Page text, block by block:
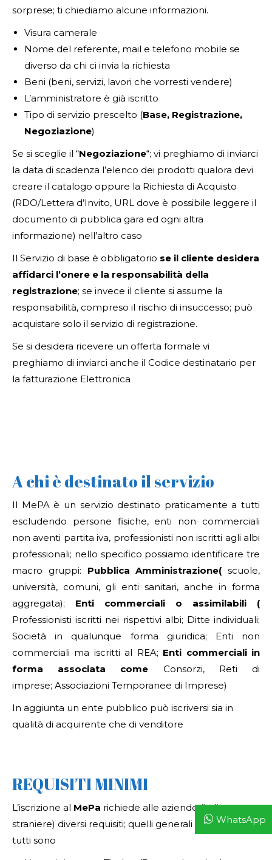
sorprese; ti chiediamo alcune informazioni.
Visura camerale
Nome del referente, mail e telefono mobile se
diverso da chi ci invia la richiesta
Beni (beni, servizi, lavori che vorresti vendere)
L’amministratore è già iscritto
Tipo di servizio prescelto (Base, Registrazione,
Negoziazione)
Se si sceglie il “Negoziazione“; vi preghiamo di inviarci
la data di scadenza l’elenco dei prodotti qualora devi
creare il catalogo oppure la Richiesta di Acquisto
(RDO/Lettera d’Invito, URL dove è possibile leggere il
documento di pubblica gara ed ogni altra
informazione) nell’altro caso
Il Servizio di base è obbligatorio se il cliente desidera
affidarci l’onere e la responsabilità della
registrazione; se invece il cliente si assume la
responsabilità, compreso il rischio di insuccesso; può
acquistare solo il servizio di registrazione.
Se si desidera ricevere un offerta formale vi
preghiamo di inviarci anche il Codice destinatario per
la fatturazione Elettronica
A chi è destinato il servizio
Il MePA è un servizio destinato praticamente a tutti
escludendo persone fisiche, enti non commerciali
non aventi partita iva, professionisti non iscritti agli albi
professionali; nello specifico possiamo identificare tre
macro gruppi: Pubblica Amministrazione( scuole,
università, comuni, gli enti sanitari, anche in forma
aggregata); Enti commerciali o assimilabili (
Professionisti iscritti nei rispettivi albi; Ditte individuali;
Società in qualunque forma giuridica; Enti non
commerciali ma iscritti al REA; Enti commerciali in
forma associata come Consorzi, Reti di
imprese; Associazioni Temporanee di Imprese)
In aggiunta un ente pubblico può iscriversi sia in
qualità di acquirente che di venditore
REQUISITI MINIMI
L’iscrizione al MePa richiede alle aziende (italiane o
straniere) diversi requisiti; quelli generali uguali per
tutti sono
WhatsApp